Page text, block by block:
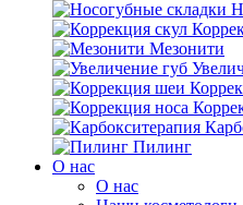
Мезонити
Пилинг
O нас
O нас